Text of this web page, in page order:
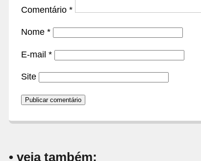
Comentário *
Nome *
E-mail *
Site
• veja também: